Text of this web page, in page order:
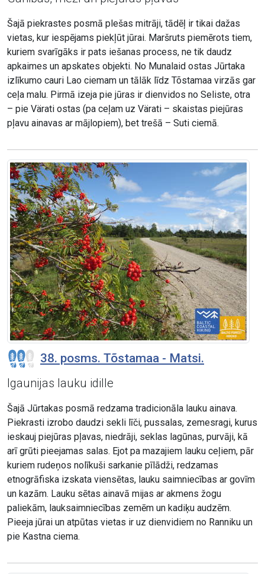
Šajā piekrastes posmā plešas mitrāji, tādēļ ir tikai dažas
vietas, kur iespējams piekļūt jūrai. Maršruts piemērots tiem,
kuriem svarīgāks ir pats iešanas process, ne tik daudz
apkaimes un apskates objekti. No Munalaid ostas Jūrtaka
izlīkumo cauri Lao ciemam un tālāk līdz Tõstamaa virzās gar
ceļa malu. Pirmā izeja pie jūras ir dienvidos no Seliste, otra
– pie Värati ostas (pa ceļam uz Värati – skaistas piejūras
pļavu ainavas ar mājlopiem), bet trešā – Suti ciemā.
38. posms. Tõstamaa - Matsi.
Igaunijas lauku idille
Šajā Jūrtakas posmā redzama tradicionāla lauku ainava.
Piekrasti izrobo daudzi sekli līči, pussalas, zemesragi, kurus
ieskauj piejūras pļavas, niedrāji, seklas lagūnas, purvāji, kā
arī grūti pieejamas salas. Ejot pa mazajiem lauku ceļiem, pār
kuriem rudeņos nolīkuši sarkanie pīlādži, redzamas
etnogrāfiska izskata viensētas, lauku saimniecības ar govīm
un kazām. Lauku sētas ainavā mijas ar akmens žogu
paliekām, lauksaimniecības zemēm un kadiķu audzēm.
Pieeja jūrai un atpūtas vietas ir uz dienvidiem no Ranniku un
pie Kastna ciema.